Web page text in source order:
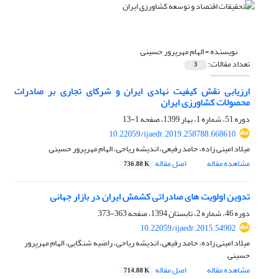
نویسنده =الهام مهرپرور حسینی
تعداد مقالات: 3
ارزیابی نقش کیفیت نهادی ایران و شرکای تجاری بر صادرات
محصولات کشاورزی ایران
دوره 51، شماره 1، بهار 1399، صفحه
1-13
10.22059/ijaedr.2019.258788.668610
میلاد امینی زاده، حامد رفیعی، اندیشه ریاحی، الهام مهرپرور حسینی
مشاهده مقاله
اصل مقاله 736.88 K
تدوین اولویت های صادراتی کشمش ایران در بازار جهانی
دوره 46، شماره 2، تابستان 1394، صفحه
363-373
10.22059/ijaedr.2015.54902
میلاد امینی زاده، حامد رفیعی، اندیشه ریاحی، راضیه شنگایی، الهام مهرپرور
حسینی
مشاهده مقاله
اصل مقاله 714.88 K